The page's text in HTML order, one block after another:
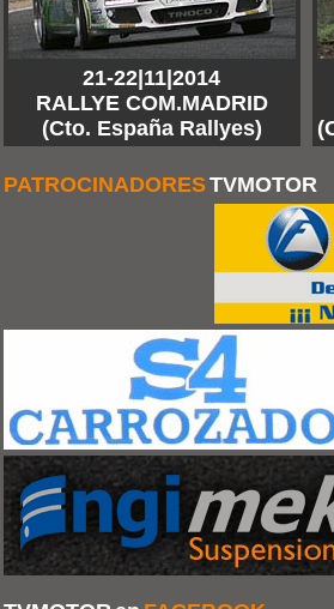
21-22|11|2014
RALLYE COM.MADRID
(Cto. España Rallyes)
PATROCINADORESTVMOTOR